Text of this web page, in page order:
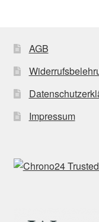
AGB
Impressum